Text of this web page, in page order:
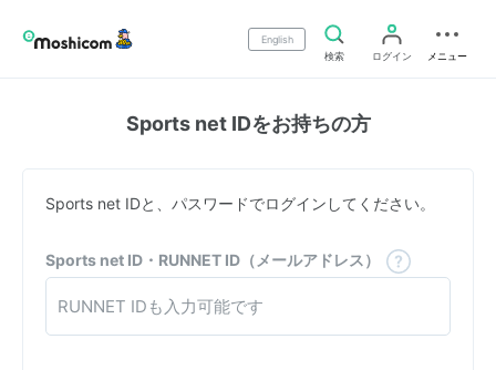
English
検索
ログイン メニュー
Sports net IDをお持ちの方
Sports net IDと、パスワードでログインしてください。
Sports net ID・RUNNET ID（メールアドレス）